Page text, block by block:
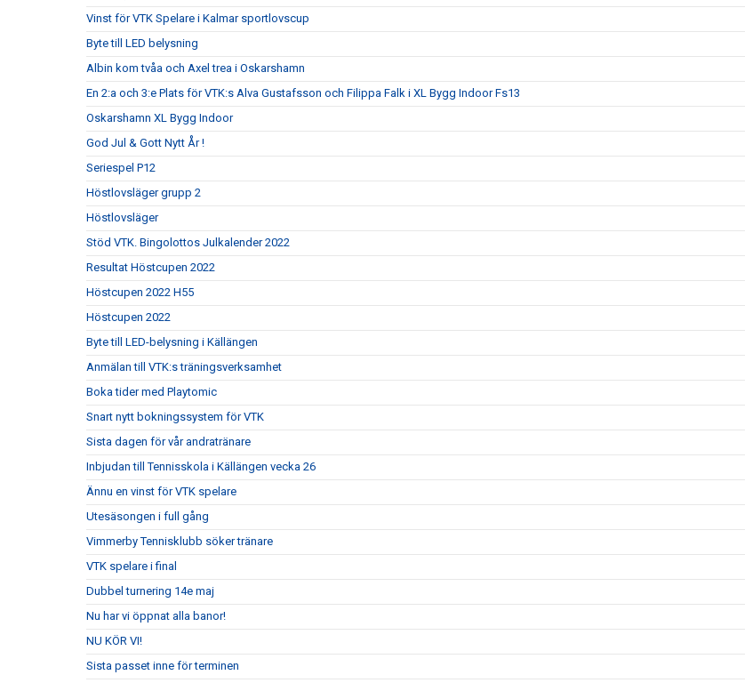
Vinst för VTK Spelare i Kalmar sportlovscup
Byte till LED belysning
Albin kom tvåa och Axel trea i Oskarshamn
En 2:a och 3:e Plats för VTK:s Alva Gustafsson och Filippa Falk i XL Bygg Indoor Fs13
Oskarshamn XL Bygg Indoor
God Jul & Gott Nytt År !
Seriespel P12
Höstlovsläger grupp 2
Höstlovsläger
Stöd VTK. Bingolottos Julkalender 2022
Resultat Höstcupen 2022
Höstcupen 2022 H55
Höstcupen 2022
Byte till LED-belysning i Källängen
Anmälan till VTK:s träningsverksamhet
Boka tider med Playtomic
Snart nytt bokningssystem för VTK
Sista dagen för vår andratränare
Inbjudan till Tennisskola i Källängen vecka 26
Ännu en vinst för VTK spelare
Utesäsongen i full gång
Vimmerby Tennisklubb söker tränare
VTK spelare i final
Dubbel turnering 14e maj
Nu har vi öppnat alla banor!
NU KÖR VI!
Sista passet inne för terminen